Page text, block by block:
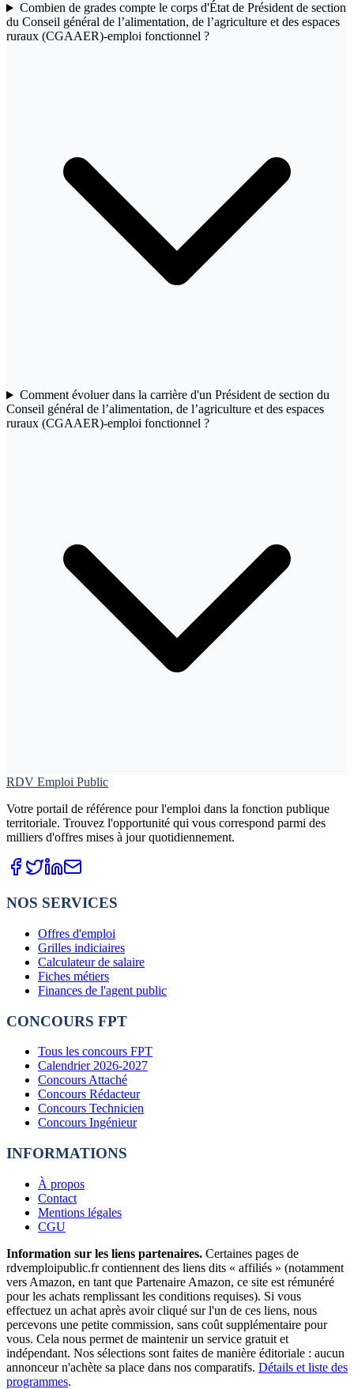
Combien de grades compte le corps d'État de Président de section
du Conseil général de l’alimentation, de l’agriculture et des espaces
ruraux (CGAAER)-emploi fonctionnel ?
Comment évoluer dans la carrière d'un Président de section du
Conseil général de l’alimentation, de l’agriculture et des espaces
ruraux (CGAAER)-emploi fonctionnel ?
RDV Emploi Public
Votre portail de référence pour l'emploi dans la fonction publique
territoriale. Trouvez l'opportunité qui vous correspond parmi des
milliers d'offres mises à jour quotidiennement.
NOS SERVICES
Offres d'emploi
Grilles indiciaires
Calculateur de salaire
Fiches métiers
Finances de l'agent public
CONCOURS FPT
Tous les concours FPT
Calendrier 2026-2027
Concours Attaché
Concours Rédacteur
Concours Technicien
Concours Ingénieur
INFORMATIONS
À propos
Contact
Mentions légales
CGU
Information sur les liens partenaires. Certaines pages de
rdvemploipublic.fr contiennent des liens dits « affiliés » (notamment
vers Amazon, en tant que Partenaire Amazon, ce site est rémunéré
pour les achats remplissant les conditions requises). Si vous
effectuez un achat après avoir cliqué sur l'un de ces liens, nous
percevons une petite commission, sans coût supplémentaire pour
vous. Cela nous permet de maintenir un service gratuit et
indépendant. Nos sélections sont faites de manière éditoriale : aucun
annonceur n'achète sa place dans nos comparatifs. Détails et liste des
programmes.